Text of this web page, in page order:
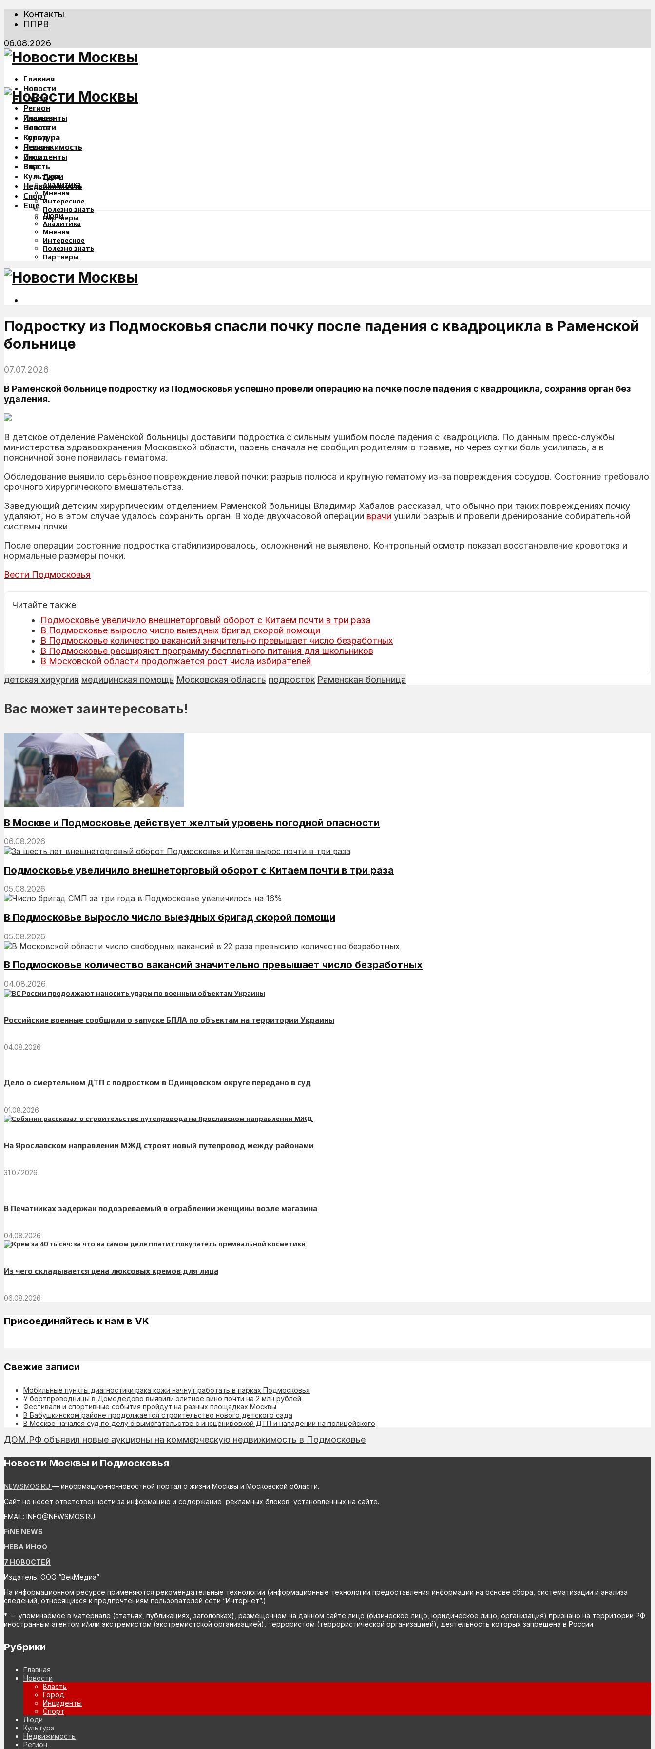
Контакты
ППРВ
06.08.2026
Главная
Новости
Город
Регион
Инциденты
Власть
Культура
Недвижимость
Спорт
Еще
Люди
Аналитика
Мнения
Интересное
Полезно знать
Партнеры
Главная
Новости
Город
Регион
Инциденты
Власть
Культура
Недвижимость
Спорт
Еще
Люди
Аналитика
Мнения
Интересное
Полезно знать
Партнеры
Подростку из Подмосковья спасли почку после падения с квадроцикла в Раменской
больнице
07.07.2026
В Раменской больнице подростку из Подмосковья успешно провели операцию на почке после падения с квадроцикла, сохранив орган без
удаления.
В детское отделение Раменской больницы доставили подростка с сильным ушибом после падения с квадроцикла. По данным пресс-службы
министерства здравоохранения Московской области, парень сначала не сообщил родителям о травме, но через сутки боль усилилась, а в
поясничной зоне появилась гематома.
Обследование выявило серьёзное повреждение левой почки: разрыв полюса и крупную гематому из-за повреждения сосудов. Состояние требовало
срочного хирургического вмешательства.
Заведующий детским хирургическим отделением Раменской больницы Владимир Хабалов рассказал, что обычно при таких повреждениях почку
удаляют, но в этом случае удалось сохранить орган. В ходе двухчасовой операции врачи ушили разрыв и провели дренирование собирательной
системы почки.
После операции состояние подростка стабилизировалось, осложнений не выявлено. Контрольный осмотр показал восстановление кровотока и
нормальные размеры почки.
Вести Подмосковья
Читайте также:
Подмосковье увеличило внешнеторговый оборот с Китаем почти в три раза
В Подмосковье выросло число выездных бригад скорой помощи
В Подмосковье количество вакансий значительно превышает число безработных
В Подмосковье расширяют программу бесплатного питания для школьников
В Московской области продолжается рост числа избирателей
детская хирургия медицинская помощь Московская область подросток Раменская больница
Вас может заинтересовать!
В Москве и Подмосковье действует желтый уровень погодной опасности
06.08.2026
Подмосковье увеличило внешнеторговый оборот с Китаем почти в три раза
05.08.2026
В Подмосковье выросло число выездных бригад скорой помощи
05.08.2026
В Подмосковье количество вакансий значительно превышает число безработных
04.08.2026
Российские военные сообщили о запуске БПЛА по объектам на территории Украины
04.08.2026
Дело о смертельном ДТП с подростком в Одинцовском округе передано в суд
01.08.2026
На Ярославском направлении МЖД строят новый путепровод между районами
31.07.2026
В Печатниках задержан подозреваемый в ограблении женщины возле магазина
04.08.2026
Из чего складывается цена люксовых кремов для лица
06.08.2026
Присоединяйтесь к нам в VK
Свежие записи
Мобильные пункты диагностики рака кожи начнут работать в парках Подмосковья
У бортпроводницы в Домодедово выявили элитное вино почти на 2 млн рублей
Фестивали и спортивные события пройдут на разных площадках Москвы
В Бабушкинском районе продолжается строительство нового детского сада
В Москве начался суд по делу о вымогательстве с инсценировкой ДТП и нападении на полицейского
ДОМ.РФ объявил новые аукционы на коммерческую недвижимость в Подмосковье
Новости Москвы и Подмосковья
NEWSMOS.RU — информационно-новостной портал о жизни Москвы и Московской области.
Сайт не несет ответственности за информацию и содержание рекламных блоков установленных на сайте.
EMAIL: INFO@NEWSMOS.RU
FiNE NEWS
НЕВА ИНФО
7 НОВОСТЕЙ
Издатель: ООО “ВекМедиа”
На информационном ресурсе применяются рекомендательные технологии (информационные технологии предоставления информации на основе сбора, систематизации и анализа
сведений, относящихся к предпочтениям пользователей сети “Интернет”.)
* – упоминаемое в материале (статьях, публикациях, заголовках), размещённом на данном сайте лицо (физическое лицо, юридическое лицо, организация) признано на территории РФ
иностранным агентом и/или экстремистом (экстремистской организацией), террористом (террористической организацией), деятельность которых запрещена в России.
Рубрики
Главная
Новости
Власть
Город
Инциденты
Спорт
Люди
Культура
Недвижимость
Регион